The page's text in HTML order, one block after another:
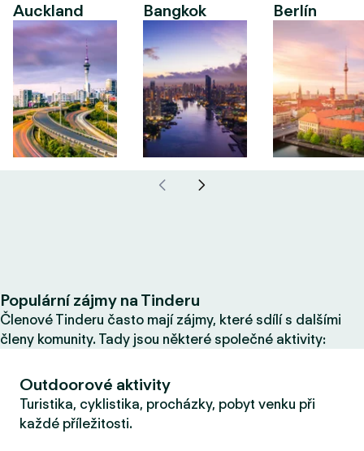
Auckland Bangkok Berlín
Populární zájmy na Tinderu
Členové Tinderu často mají zájmy, které sdílí s dalšími
členy komunity. Tady jsou některé společné aktivity:
Outdoorové aktivity
Turistika, cyklistika, procházky, pobyt venku při
každé příležitosti.